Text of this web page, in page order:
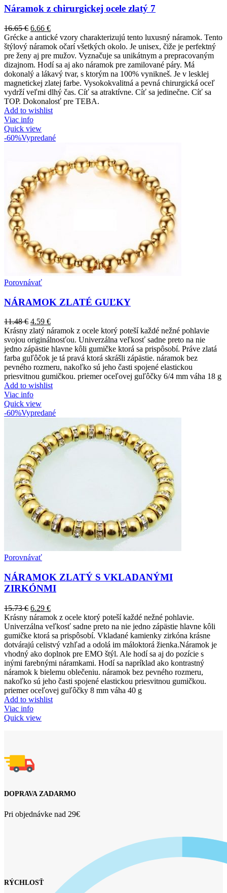
Náramok z chirurgickej ocele zlatý 7
16.65€ 6.66 €
Grécke a antické vzory charakterizujú tento luxusný náramok. Tento
štýlový náramok očarí všetkých okolo. Je unisex, čiže je perfektný
pre ženy aj pre mužov. Vyznačuje sa unikátnym a prepracovaným
dizajnom. Hodí sa aj ako náramok pre zamilované páry. Má
dokonalý a lákavý tvar, s ktorým na 100% vynikneš. Je v lesklej
magnetickej zlatej farbe. Vysokokvalitná a pevná chirurgická oceľ
vydrží veľmi dlhý čas. Cíť sa atraktívne. Cíť sa jedinečne. Cíť sa
TOP. Dokonalosť pre TEBA.
Add to wishlist
Viac info
Quick view
-60%Vypredané
Porovnávať
NÁRAMOK ZLATÉ GUĽKY
11.48€ 4.59 €
Krásny zlatý náramok z ocele ktorý poteší každé nežné pohlavie
svojou originálnosťou. Univerzálna veľkosť sadne preto na nie
jedno zápästie hlavne kôli gumičke ktorá sa prispôsobí. Práve zlatá
farba guľôčok je tá pravá ktorá skrášli zápästie. náramok bez
pevného rozmeru, nakoľko sú jeho časti spojené elastickou
priesvitnou gumičkou. priemer oceľovej guľôčky 6/4 mm váha 18 g
Add to wishlist
Viac info
Quick view
-60%Vypredané
Porovnávať
NÁRAMOK ZLATÝ S VKLADANÝMI
ZIRKÓNMI
15.73€ 6.29 €
Krásny náramok z ocele ktorý poteší každé nežné pohlavie.
Univerzálna veľkosť sadne preto na nie jedno zápästie hlavne kôli
gumičke ktorá sa prispôsobí. Vkladané kamienky zirkóna krásne
dotvárajú celistvý vzhľad a odolá im máloktorá žienka.Náramok je
vhodný ako doplnok pre EMO štýl. Ale hodí sa aj do pozície s
inými farebnými náramkami. Hodí sa napríklad ako kontrastný
náramok k bielemu oblečeniu. náramok bez pevného rozmeru,
nakoľko sú jeho časti spojené elastickou priesvitnou gumičkou.
priemer oceľovej guľôčky 8 mm váha 40 g
Add to wishlist
Viac info
Quick view
DOPRAVA ZADARMO
Pri objednávke nad 29€
RÝCHLOSŤ